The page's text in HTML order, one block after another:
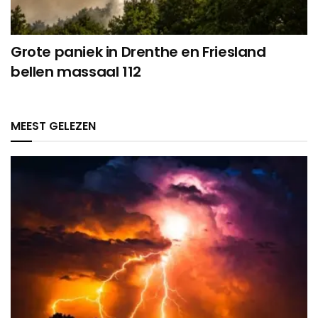
Grote paniek in Drenthe en Friesland
bellen massaal 112
MEEST GELEZEN